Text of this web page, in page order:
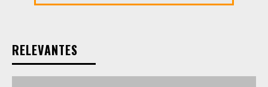
RELEVANTES